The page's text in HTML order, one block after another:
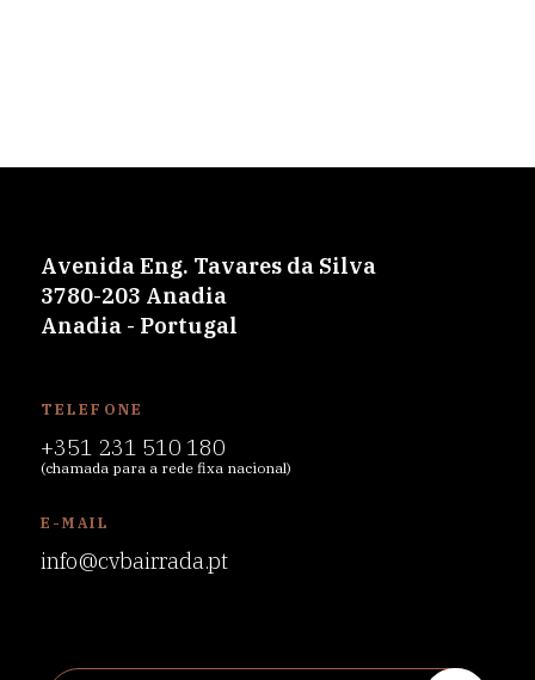
Avenida Eng. Tavares da Silva
3780-203 Anadia
Anadia - Portugal
TELEFONE
+351 231 510 180
(chamada para a rede fixa nacional)
E-MAIL
info@cvbairrada.pt